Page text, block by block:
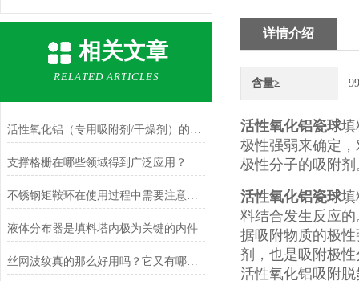
相关文章
RELATED ARTICLES
活性氧化铝（专用吸附剂/干燥剂）的介绍及案例
支撑格栅在哪些领域得到广泛应用？
不锈钢矩鞍环在使用过程中需要注意哪些事项？
液体分布器是填料塔内极为关键的内件
丝网波纹真的那么好用吗？它又有哪些特点呢？
详情介绍
含量≥
活性氧化铝瓷球填
极性强弱来确定
极性分子的吸附剂
活性氧化铝瓷球填
料结合发生反应
据吸附物质的极
剂，也是吸附极
活性氧化铝吸附